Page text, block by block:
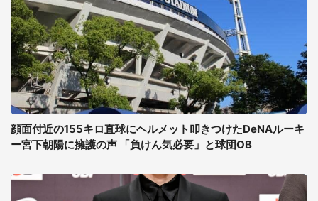
顔面付近の155キロ直球にヘルメット叩きつけたDeNAルーキ
ー宮下朝陽に擁護の声 「負けん気必要」と球団OB